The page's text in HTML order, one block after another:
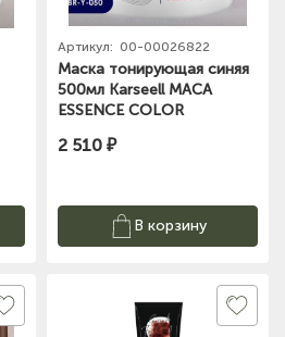
Артикул: 00-00026822
Маска тонирующая синяя
500мл Karseell MACA
ESSENCE COLOR
MASK
2 510 ₽
В корзину